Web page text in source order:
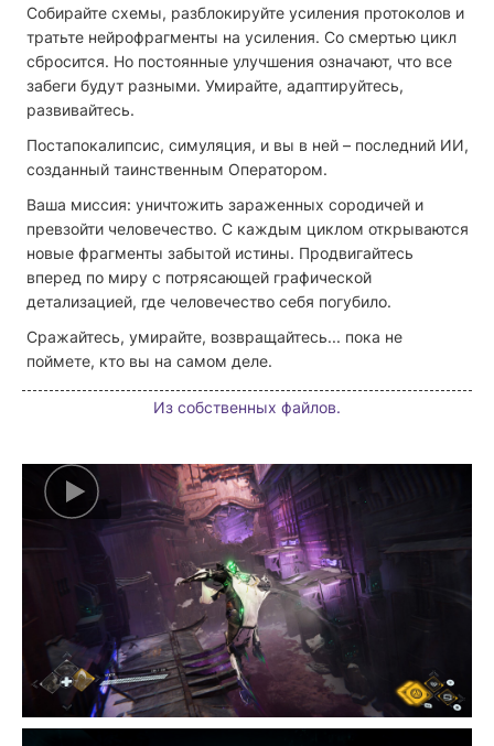
Собирайте схемы, разблокируйте усиления протоколов и
тратьте нейрофрагменты на усиления. Со смертью цикл
сбросится. Но постоянные улучшения означают, что все
забеги будут разными. Умирайте, адаптируйтесь,
развивайтесь.
Постапокалипсис, симуляция, и вы в ней – последний ИИ,
созданный таинственным Оператором.
Ваша миссия: уничтожить зараженных сородичей и
превзойти человечество. С каждым циклом открываются
новые фрагменты забытой истины. Продвигайтесь
вперед по миру с потрясающей графической
детализацией, где человечество себя погубило.
Сражайтесь, умирайте, возвращайтесь... пока не
поймете, кто вы на самом деле.
Из собственных файлов.